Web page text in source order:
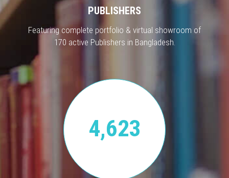
PUBLISHERS
Featuring complete portfolio & virtual showroom of
170 active Publishers in Bangladesh.
4,623